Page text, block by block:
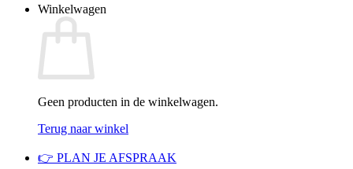
Winkelwagen
Geen producten in de winkelwagen.
Terug naar winkel
👉 PLAN JE AFSPRAAK